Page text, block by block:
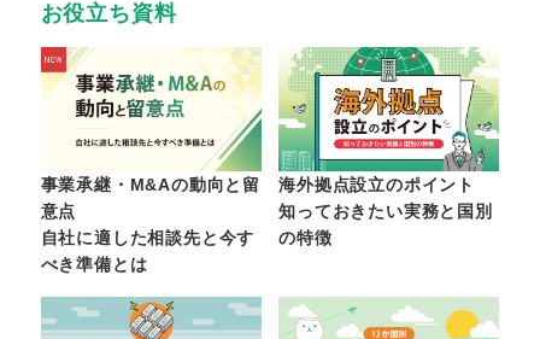
お役立ち資料
事業承継・M&Aの動向と留
意点
自社に適した相談先と今す
べき準備とは
海外拠点設立のポイント
知っておきたい実務と国別
の特徴